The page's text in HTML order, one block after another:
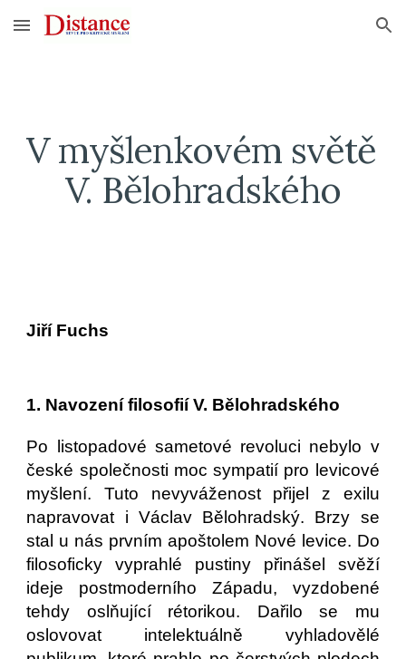
Skip to main content Skip to navigation
V myšlenkovém světě
V. Bělohradského
Jiří Fuchs
1. Navození filosofií V. Bělohradského
Po listopadové sametové revoluci nebylo v
české společnosti moc sympatií pro levicové
myšlení. Tuto nevyváženost přijel z exilu
napravovat i Václav Bělohradský. Brzy se
stal u nás prvním apoštolem Nové levice. Do
filosoficky vyprahlé pustiny přinášel svěží
ideje postmoderního Západu, vyzdobené
tehdy oslňující rétorikou. Dařilo se mu
oslovovat intelektuálně vyhladovělé